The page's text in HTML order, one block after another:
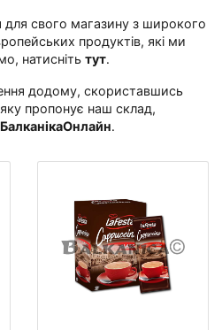
свого магазину з широкого
продуктів, які ми
натисніть тут․
додому, скориставшись
яку пропонує наш склад,
БалканікаОнлайн․